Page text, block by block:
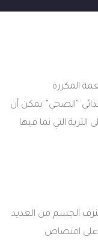
المكررة
الصحي يمكن أن
التربة التي نما فيها
الجسم من العديد
على امتصاص